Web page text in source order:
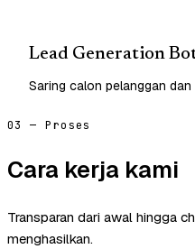
Lead Generation
Saring calon pelanggan
03 — Proses
Cara kerja kami
Transparan dari awal hingga
menghasilkan.